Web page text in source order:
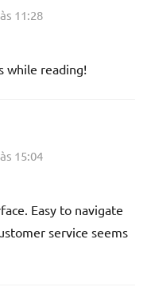
11:28
while reading!
15:04
Easy to navigate
service seems